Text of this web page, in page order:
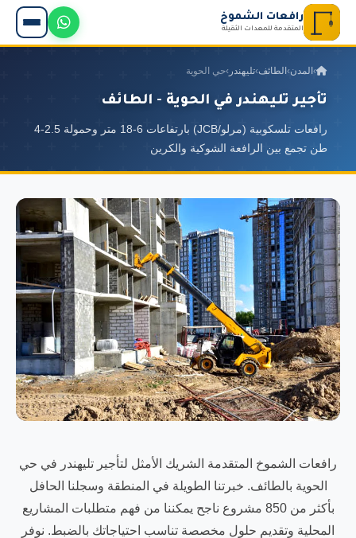
رافعات الشموخ
المتقدمة للمعدات الثقيلة
› المدن› الطائف›تليهندر ›حي الحوية
تأجير تليهندر في الحوية - الطائف
رافعات تلسكوبية (مرلو/JCB) بارتفاعات 6-18 متر وحمولة 2.5-4
طن تجمع بين الرافعة الشوكية والكرين
رافعات الشموخ المتقدمة الشريك الأمثل لتأجير تليهندر في حي
الحوية بالطائف. خبرتنا الطويلة في المنطقة وسجلنا الحافل
بأكثر من 850 مشروع ناجح يمكننا من فهم متطلبات المشاريع
المحلية وتقديم حلول مخصصة تناسب احتياجاتك بالضبط. نوفر